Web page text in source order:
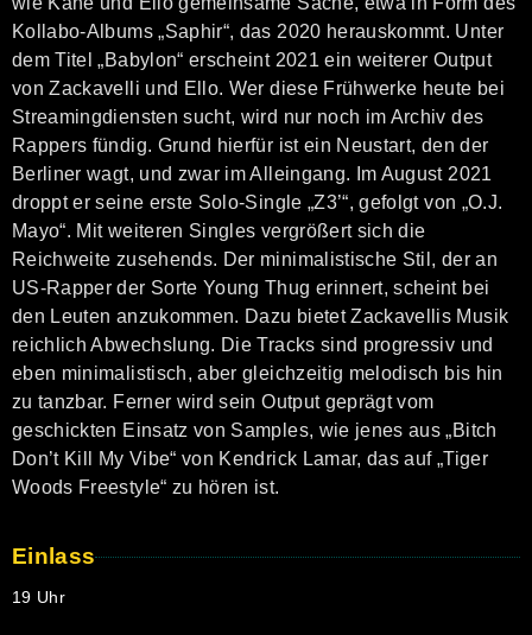
Kollabo-Albums „Saphir“, das 2020 herauskommt. Unter
dem Titel „Babylon“ erscheint 2021 ein weiterer Output
von Zackavelli und Ello. Wer diese Frühwerke heute bei
Streamingdiensten sucht, wird nur noch im Archiv des
Rappers fündig. Grund hierfür ist ein Neustart, den der
Berliner wagt, und zwar im Alleingang. Im August 2021
droppt er seine erste Solo-Single „Z3’“, gefolgt von „O.J.
Mayo“. Mit weiteren Singles vergrößert sich die
Reichweite zusehends. Der minimalistische Stil, der an
US-Rapper der Sorte Young Thug erinnert, scheint bei
den Leuten anzukommen. Dazu bietet Zackavellis Musik
reichlich Abwechslung. Die Tracks sind progressiv und
eben minimalistisch, aber gleichzeitig melodisch bis hin
zu tanzbar. Ferner wird sein Output geprägt vom
geschickten Einsatz von Samples, wie jenes aus „Bitch
Don’t Kill My Vibe“ von Kendrick Lamar, das auf „Tiger
Woods Freestyle“ zu hören ist.
Einlass
19 Uhr